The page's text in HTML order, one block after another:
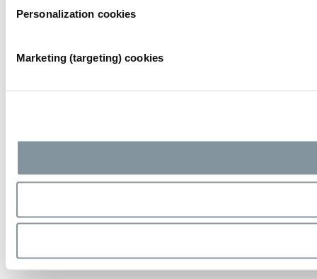
Personalization cookies
Marketing (targeting) cookies